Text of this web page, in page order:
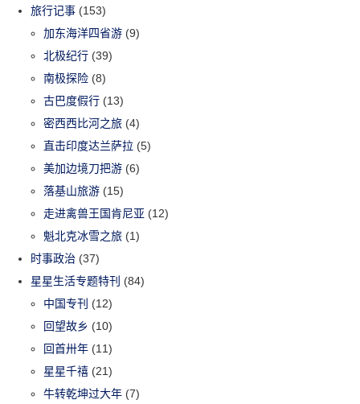
旅行记事 (153)
加东海洋四省游 (9)
北极纪行 (39)
南极探险 (8)
古巴度假行 (13)
密西西比河之旅 (4)
直击印度达兰萨拉 (5)
美加边境刀把游 (6)
落基山旅游 (15)
走进禽兽王国肯尼亚 (12)
魁北克冰雪之旅 (1)
时事政治 (37)
星星生活专题特刊 (84)
中国专刊 (12)
回望故乡 (10)
回首卅年 (11)
星星千禧 (21)
牛转乾坤过大年 (7)